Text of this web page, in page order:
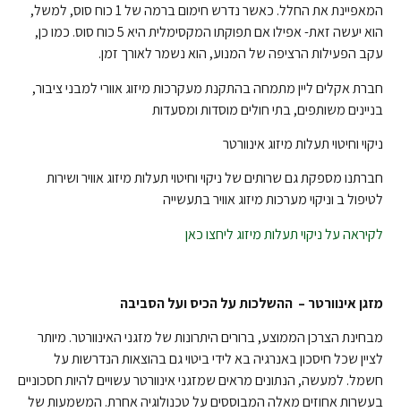
המאפיינת את החלל. כאשר נדרש חימום ברמה של 1 כוח סוס, למשל,
הוא יעשה זאת- אפילו אם תפוקתו המקסימלית היא 5 כוח סוס. כמו כן,
עקב הפעילות הרציפה של המנוע, הוא נשמר לאורך זמן.
חברת אקלים ליין מתמחה בהתקנת מעקרכות מיזוג אוורי למבני ציבור,
בניינים משותפים, בתי חולים מוסדות ומסעדות
ניקוי וחיטוי תעלות מיזוג אינוורטר
חברתנו מספקת גם שרותים של ניקוי וחיטוי תעלות מיזוג אוויר ושירות
לטיפול ב וניקוי מערכות מיזוג אוויר בתעשייה
לקיראה על ניקוי תעלות מיזוג ליחצו כאן
מזגן אינוורטר – ההשלכות על הכיס ועל הסביבה
מבחינת הצרכן הממוצע, ברורים היתרונות של מזגני האינוורטר. מיותר
לציין שכל חיסכון באנרגיה בא לידי ביטוי גם בהוצאות הנדרשות על
חשמל. למעשה, הנתונים מראים שמזגני אינוורטר עשויים להיות חסכוניים
בעשרות אחוזים מאלה המבוססים על טכנולוגיה אחרת. המשמעות של